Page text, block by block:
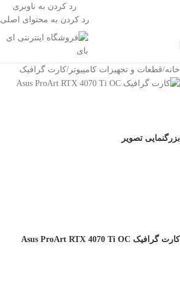
رد کردن به ناوبری
رد کردن به محتوای اصلی
خانه/قطعات و تجهیزات کامپیوتر /کارت گرافیک
بزرگنمایی تصویر
کارت گرافیک Asus ProArt RTX 4070 Ti OC